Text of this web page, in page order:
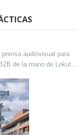
prensa audiovisual para
de la mano de Lokutor